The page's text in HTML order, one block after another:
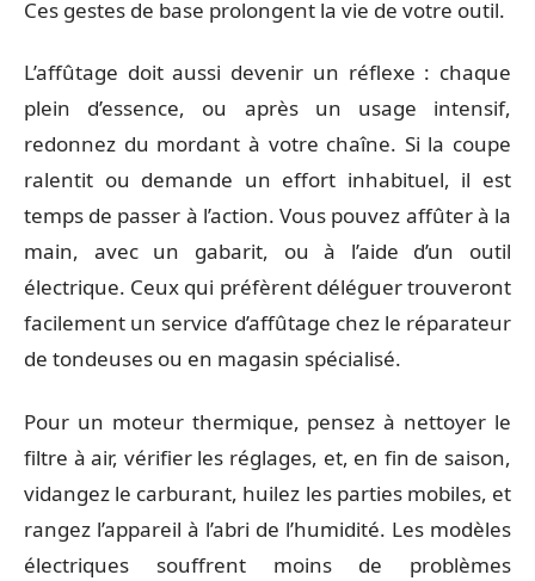
Ces gestes de base prolongent la vie de votre outil.
L’affûtage doit aussi devenir un réflexe : chaque
plein d’essence, ou après un usage intensif,
redonnez du mordant à votre chaîne. Si la coupe
ralentit ou demande un effort inhabituel, il est
temps de passer à l’action. Vous pouvez affûter à la
main, avec un gabarit, ou à l’aide d’un outil
électrique. Ceux qui préfèrent déléguer trouveront
facilement un service d’affûtage chez le réparateur
de tondeuses ou en magasin spécialisé.
Pour un moteur thermique, pensez à nettoyer le
filtre à air, vérifier les réglages, et, en fin de saison,
vidangez le carburant, huilez les parties mobiles, et
rangez l’appareil à l’abri de l’humidité. Les modèles
électriques souffrent moins de problèmes